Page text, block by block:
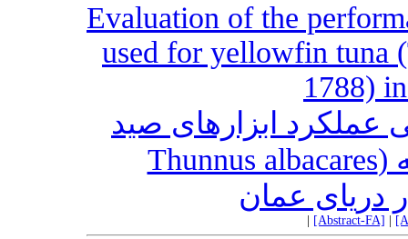
Evaluation of the
used for yellowfin tuna
1788)
عملکرد ابزارهای صید
خرد برای ماهی تون زرد باله (Thunnus albacares
[Abstract-FA]